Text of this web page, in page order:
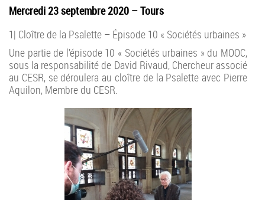
Mercredi 23 septembre 2020 – Tours
1| Cloître de la Psalette – Épisode 10 « Sociétés urbaines »
Une partie de l’épisode 10 « Sociétés urbaines » du MOOC,
sous la responsabilité de David Rivaud, Chercheur associé
au CESR, se déroulera au cloître de la Psalette avec Pierre
Aquilon, Membre du CESR.